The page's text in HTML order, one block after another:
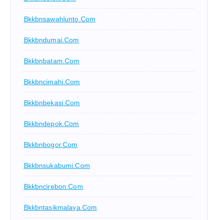
Bkkbnsawahlunto.com
Bkkbndumai.com
Bkkbnbatam.com
Bkkbncimahi.com
Bkkbnbekasi.com
Bkkbndepok.com
Bkkbnbogor.com
Bkkbnsukabumi.com
Bkkbncirebon.com
Bkkbntasikmalaya.com